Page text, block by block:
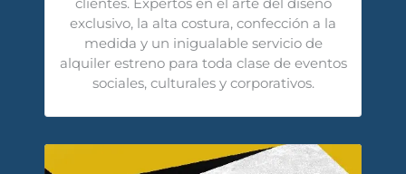
clientes. Expertos en el arte del diseño
exclusivo, la alta costura, confección a la
medida y un inigualable servicio de
alquiler estreno para toda clase de eventos
sociales, culturales y corporativos.